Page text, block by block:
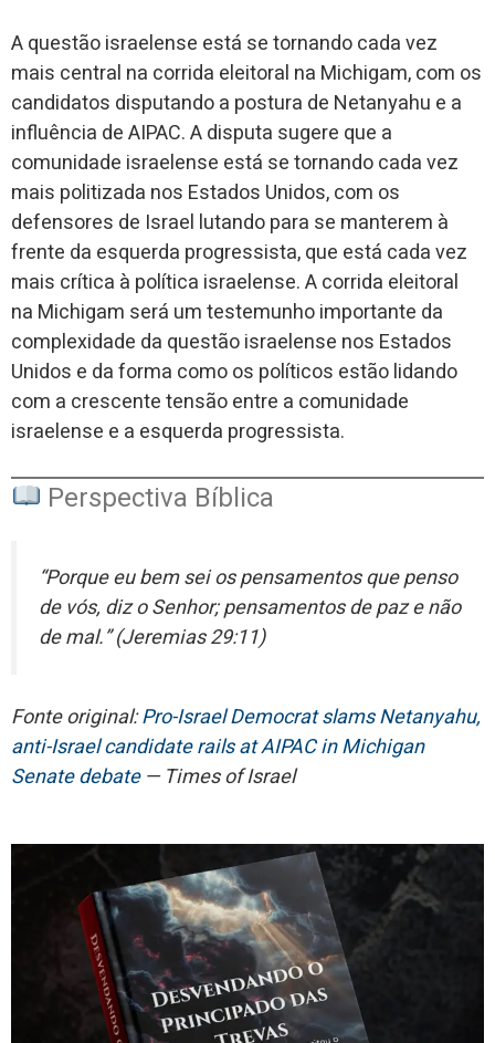
A questão israelense está se tornando cada vez
mais central na corrida eleitoral na Michigam, com os
candidatos disputando a postura de Netanyahu e a
influência de AIPAC. A disputa sugere que a
comunidade israelense está se tornando cada vez
mais politizada nos Estados Unidos, com os
defensores de Israel lutando para se manterem à
frente da esquerda progressista, que está cada vez
mais crítica à política israelense. A corrida eleitoral
na Michigam será um testemunho importante da
complexidade da questão israelense nos Estados
Unidos e da forma como os políticos estão lidando
com a crescente tensão entre a comunidade
israelense e a esquerda progressista.
Perspectiva Bíblica
“Porque eu bem sei os pensamentos que penso
de vós, diz o Senhor; pensamentos de paz e não
de mal.” (Jeremias 29:11)
Fonte original:Pro-Israel Democrat slams Netanyahu,
anti-Israel candidate rails at AIPAC in Michigan
Senate debate— Times of Israel